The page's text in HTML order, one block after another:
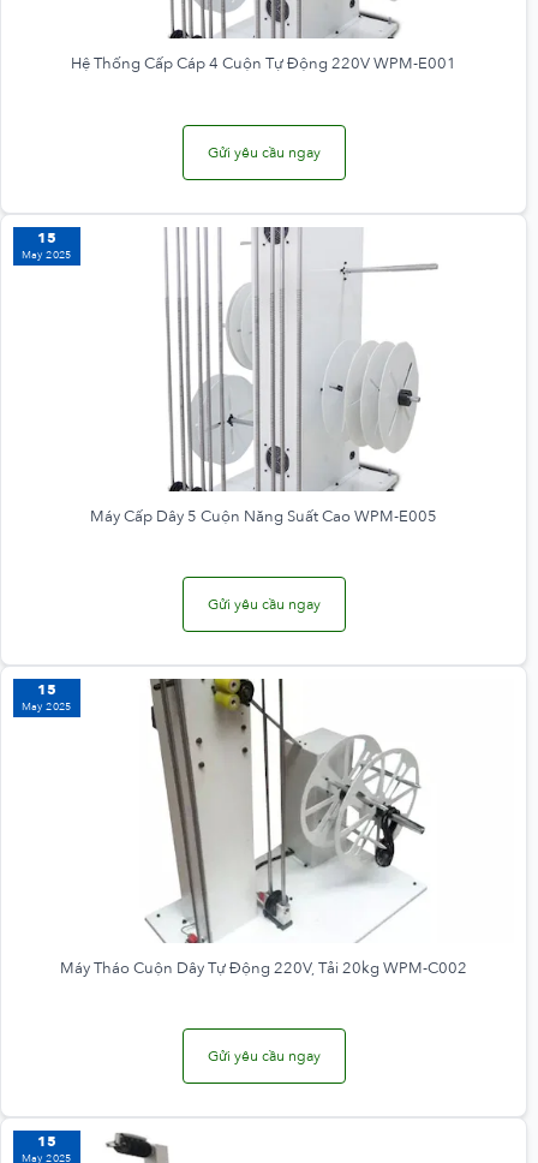
Hệ Thống Cấp Cáp 4 Cuộn Tự Động 220V WPM-E001
Gửi yêu cầu ngay
15
May 2025
Máy Cấp Dây 5 Cuộn Năng Suất Cao WPM-E005
Gửi yêu cầu ngay
15
May 2025
Máy Tháo Cuộn Dây Tự Động 220V, Tải 20kg WPM-C002
Gửi yêu cầu ngay
15
May 2025